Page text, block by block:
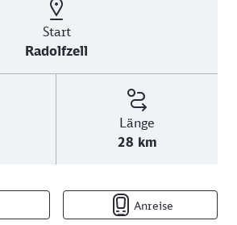
Start
Radolfzell
Länge
28 km
Anreise